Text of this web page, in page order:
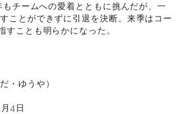
チームへの愛着とともに挑んだが、一
ことができずに引退を決断。来季はコー
すことも明らかになった。
・ゆうや）
4日